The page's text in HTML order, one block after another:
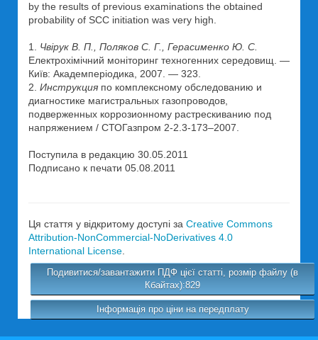
by the results of previous examinations the obtained
probability of SCC initiation was very high.
1. Чвірук В. П., Поляков С. Г., Герасименко Ю. С.
Електрохімічний моніторинг техногенних середовищ. —
Київ: Академперіодика, 2007. — 323.
2. Инструкция по комплексному обследованию и
диагностике магистральных газопроводов,
подверженных коррозионному растрескиванию под
напряжением / СТОГазпром 2-2.3-173–2007.
Поступила в редакцию 30.05.2011
Подписано к печати 05.08.2011
Ця стаття у відкритому доступі за Creative Commons
Attribution-NonCommercial-NoDerivatives 4.0
International License
Подивитися/завантажити ПДФ цієї статті, розмір файлу (в
Кбайтах):829
Інформація про ціни на передплату